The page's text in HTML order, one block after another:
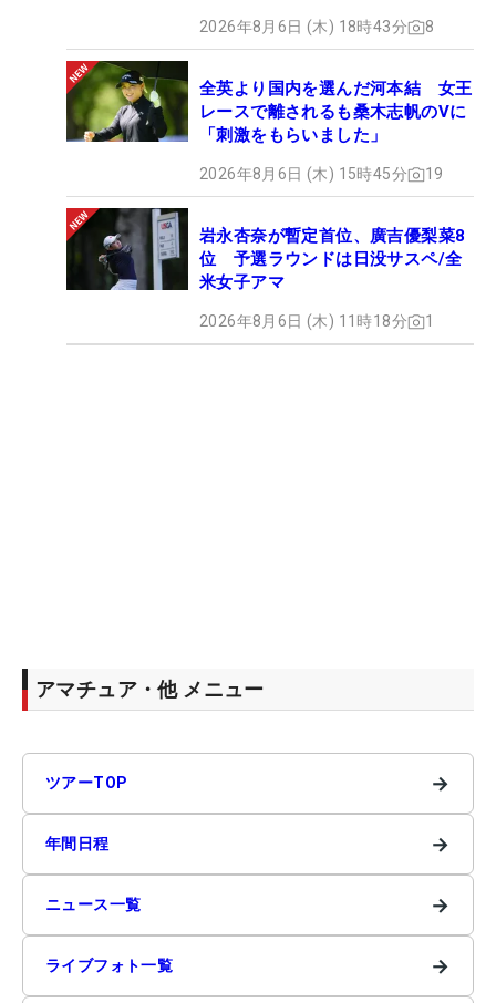
2026年8月6日 (木) 18時43分 8
全英より国内を選んだ河本結 女王
レースで離されるも桑木志帆のVに
「刺激をもらいました」
2026年8月6日 (木) 15時45分 19
岩永杏奈が暫定首位、廣吉優梨菜8
位 予選ラウンドは日没サスペ/全
米女子アマ
2026年8月6日 (木) 11時18分 1
アマチュア・他 メニュー
ツアーTOP →
年間日程 →
ニュース一覧 →
ライブフォト一覧 →